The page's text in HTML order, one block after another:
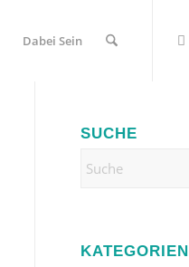
Dabei Sein
SUCHE
KATEGORIEN